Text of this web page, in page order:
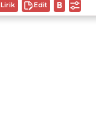
Lirik Edit